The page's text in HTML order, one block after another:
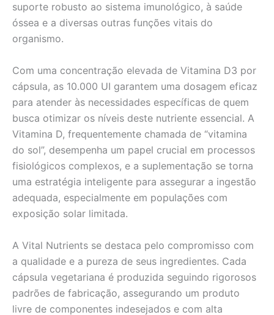
suporte robusto ao sistema imunológico, à saúde
óssea e a diversas outras funções vitais do
organismo.
Com uma concentração elevada de Vitamina D3 por
cápsula, as 10.000 UI garantem uma dosagem eficaz
para atender às necessidades específicas de quem
busca otimizar os níveis deste nutriente essencial. A
Vitamina D, frequentemente chamada de “vitamina
do sol”, desempenha um papel crucial em processos
fisiológicos complexos, e a suplementação se torna
uma estratégia inteligente para assegurar a ingestão
adequada, especialmente em populações com
exposição solar limitada.
A Vital Nutrients se destaca pelo compromisso com
a qualidade e a pureza de seus ingredientes. Cada
cápsula vegetariana é produzida seguindo rigorosos
padrões de fabricação, assegurando um produto
livre de componentes indesejados e com alta